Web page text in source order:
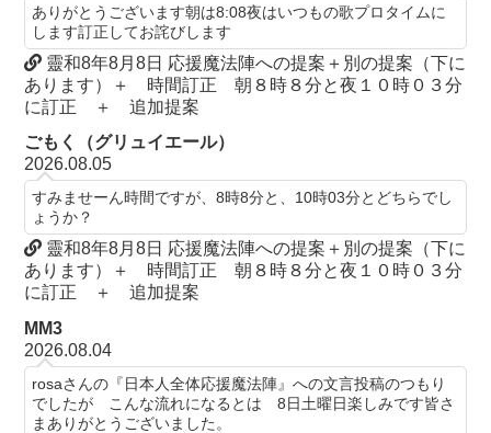
ありがとうございます朝は8:08夜はいつもの歌プロタイムに
します訂正してお詫びします
靈和8年8月8日 応援魔法陣への提案＋別の提案（下に
あります）＋ 時間訂正 朝８時８分と夜１０時０３分
に訂正 ＋ 追加提案
ごもく（グリュイエール）
2026.08.05
すみませーん時間ですが、8時8分と、10時03分とどちらでし
ょうか？
靈和8年8月8日 応援魔法陣への提案＋別の提案（下に
あります）＋ 時間訂正 朝８時８分と夜１０時０３分
に訂正 ＋ 追加提案
MM3
2026.08.04
rosaさんの『日本人全体応援魔法陣』への文言投稿のつもり
でしたが こんな流れになるとは 8日土曜日楽しみです皆さ
まありがとうございました。